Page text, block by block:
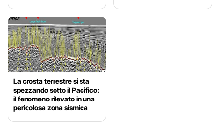
La crosta terrestre si sta
spezzando sotto il Pacifico:
il fenomeno rilevato in una
pericolosa zona sismica